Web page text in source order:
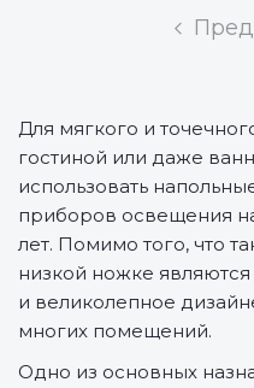
Для мягкого и
гостиной или даже
использовать
приборов освещения
лет. Помимо того, что
низкой ножке
и великолепное
многих помещений.
Одно из основных